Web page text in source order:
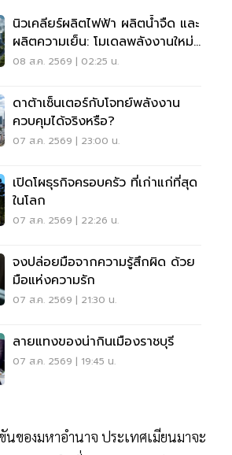
นิวเคลียร์ผลิตไฟฟ้า ผลิตน้ำจืด และ
ผลิตความเย็น: โมเดลพลังงานใหม่
สำหรับ AI Data Center แห่ง
08 ส.ค. 2569 | 02:25 น.
ดาต้าเซ็นเตอร์กับโจทย์พลังงาน
ควบคุมได้จริงหรือ?
07 ส.ค. 2569 | 23:00 น.
เปิดโผธุรกิจครอบครัว ที่เก่าแก่ที่สุด
ในโลก
07 ส.ค. 2569 | 22:26 น.
จงปล่อยมือจากความรู้สึกผิด ด้วย
มือแห่งความรัก
07 ส.ค. 2569 | 21:30 น.
ลายแทงของน่ากินเมืองราชบุรี
07 ส.ค. 2569 | 19:45 น.
ของมหาอำนาจ ประเทศเมียนมาจะ